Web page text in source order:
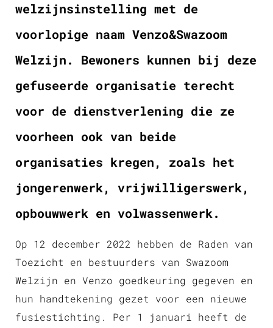
welzijnsinstelling met de
voorlopige naam Venzo&Swazoom
Welzijn. Bewoners kunnen bij deze
gefuseerde organisatie terecht
voor de dienstverlening die ze
voorheen ook van beide
organisaties kregen, zoals het
jongerenwerk, vrijwilligerswerk,
opbouwwerk en volwassenwerk.
Op 12 december 2022 hebben de Raden van
Toezicht en bestuurders van Swazoom
Welzijn en Venzo goedkeuring gegeven en
hun handtekening gezet voor een nieuwe
fusiestichting. Per 1 januari heeft de